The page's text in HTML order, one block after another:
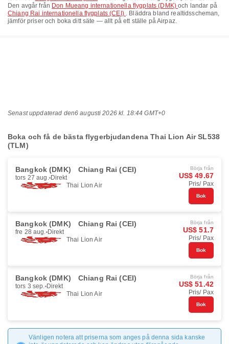
Den avgår från Don Mueang internationella flygplats (DMK)och landar på
Chiang Rai internationella flygplats (CEI) . Bläddra bland realtidsscheman,
jämför priser och boka ditt säte — allt på ett ställe på Airpaz.
Senast uppdaterad den6 augusti 2026 kl. 18:44 GMT+0
Boka och få de bästa flygerbjudandena Thai Lion Air SL538
(TLM)
Bangkok (DMK) Chiang Rai (CEI)
tors 27 aug. Direkt
Thai Lion Air
Börja från
US$ 49.67
Pris/ Pax
Bok
Bangkok (DMK) Chiang Rai (CEI)
fre 28 aug. Direkt
Thai Lion Air
Börja från
US$ 51.7
Pris/ Pax
Bok
Bangkok (DMK) Chiang Rai (CEI)
tors 3 sep. Direkt
Thai Lion Air
Börja från
US$ 51.42
Pris/ Pax
Bok
Vänligen notera att priserna som anges på denna sida kanske